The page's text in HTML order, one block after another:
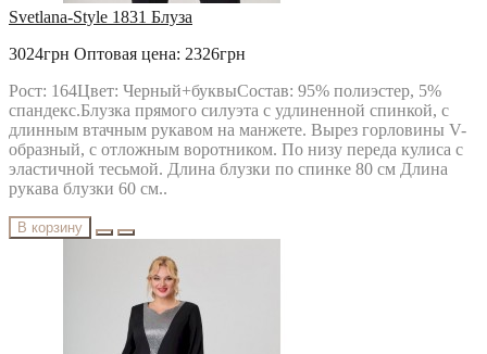
Svetlana-Style 1831 Блуза
3024грн Оптовая цена: 2326грн
Рост: 164Цвет: Черный+буквыСостав: 95% полиэстер, 5%
спандекс.Блузка прямого силуэта с удлиненной спинкой, с
длинным втачным рукавом на манжете. Вырез горловины V-
образный, с отложным воротником. По низу переда кулиса с
эластичной тесьмой. Длина блузки по спинке 80 см Длина
рукава блузки 60 см..
В корзину